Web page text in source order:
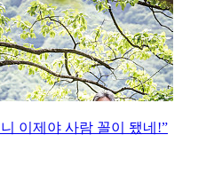
이제야 사람 꼴이 됐네!”